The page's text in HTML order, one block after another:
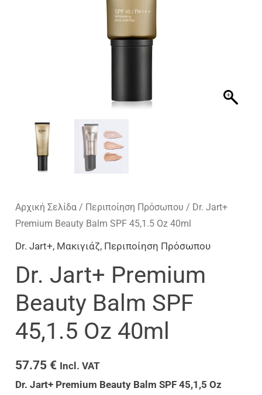
Αρχική Σελίδα / Περιποίηση Πρόσωπου / Dr. Jart+
Premium Beauty Balm SPF 45,1.5 Oz 40ml
Dr. Jart+, Μακιγιάζ, Περιποίηση Πρόσωπου
Dr. Jart+ Premium
Beauty Balm SPF
45,1.5 Oz 40ml
57.75 € Incl. VAT
Dr. Jart+ Premium Beauty Balm SPF 45,1,5 Oz